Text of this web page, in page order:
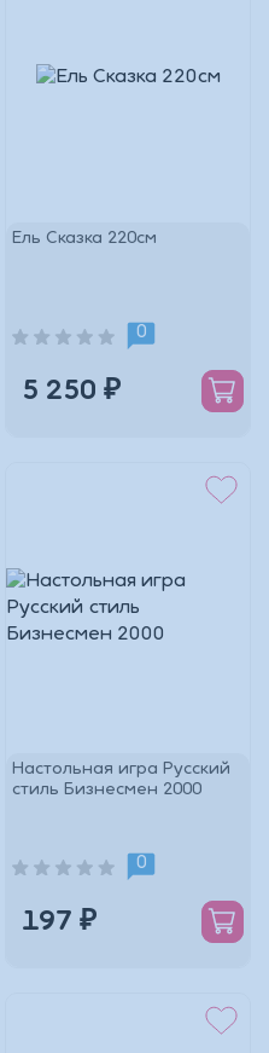
Ель Сказка 220см
0
5 250 ₽
Настольная игра Русский
стиль Бизнесмен 2000
0
197 ₽